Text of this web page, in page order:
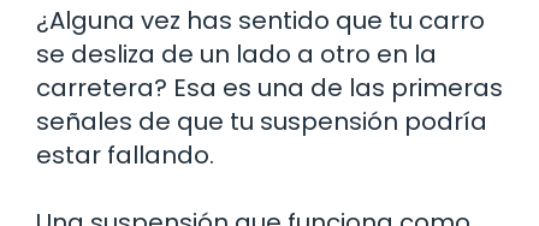
¿Alguna vez has sentido que tu carro
se desliza de un lado a otro en la
carretera? Esa es una de las primeras
señales de que tu suspensión podría
estar fallando.